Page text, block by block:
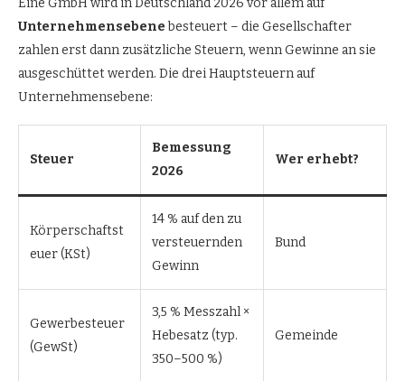
Eine GmbH wird in Deutschland 2026 vor allem auf
Unternehmensebenebesteuert – die Gesellschafter
zahlen erst dann zusätzliche Steuern, wenn Gewinne an sie
ausgeschüttet werden. Die drei Hauptsteuern auf
Unternehmensebene:
Steuer
Bemessung
2026
Wer erhebt?
Körperschaftst
euer (KSt)
14 % auf den zu
versteuernden
Gewinn
Bund
Gewerbesteuer
(GewSt)
3,5 % Messzahl ×
Hebesatz (typ.
350–500 %)
Gemeinde